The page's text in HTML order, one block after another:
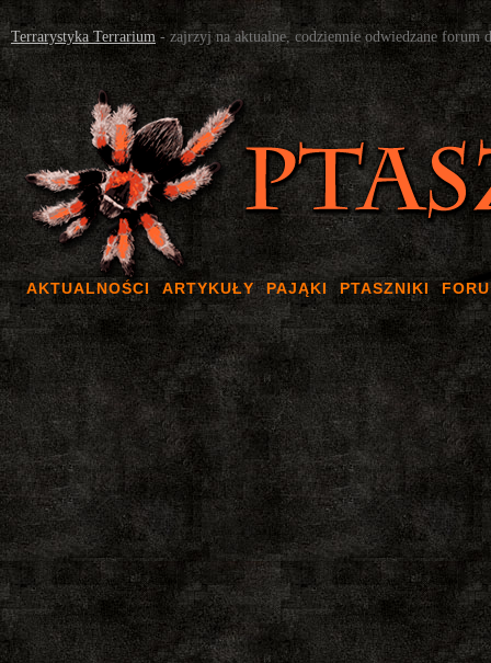
Terrarystyka Terrarium - zajrzyj na aktualne, codziennie odwiedzane forum
AKTUALNOŚCI ARTYKUŁY PAJĄKI PTASZNIKI